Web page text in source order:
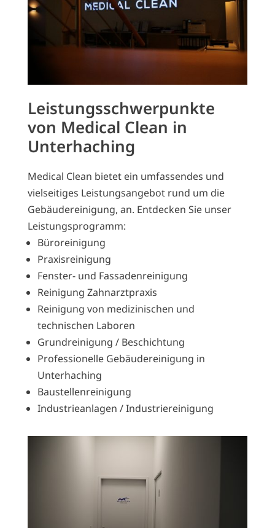
Leistungsschwerpunkte
von Medical Clean in
Unterhaching
Medical Clean bietet ein umfassendes und
vielseitiges Leistungsangebot rund um die
Gebäudereinigung, an. Entdecken Sie unser
Leistungsprogramm:
Büroreinigung
Praxisreinigung
Fenster- und Fassadenreinigung
Reinigung Zahnarztpraxis
Reinigung von medizinischen und
technischen Laboren
Grundreinigung / Beschichtung
Professionelle Gebäudereinigung in
Unterhaching
Baustellenreinigung
Industrieanlagen / Industriereinigung